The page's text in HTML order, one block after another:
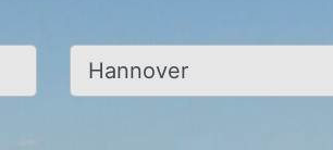
Ort, Stadt